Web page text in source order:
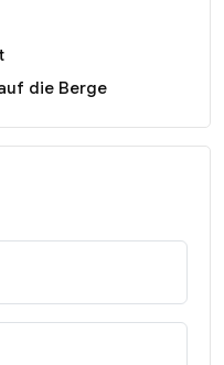
die Berge